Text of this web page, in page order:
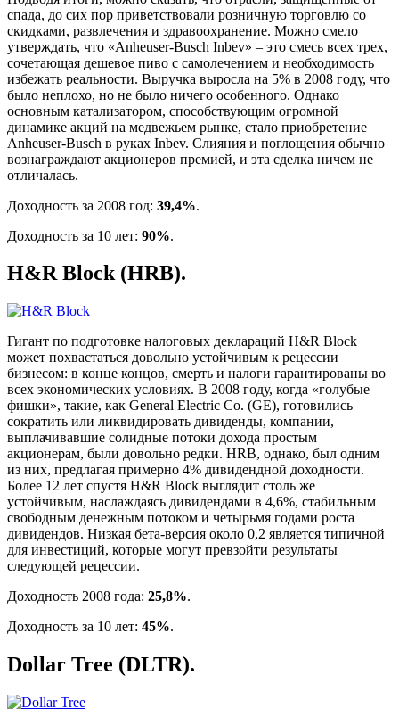
спада, до сих пор приветствовали розничную торговлю со
скидками, развлечения и здравоохранение. Можно смело
утверждать, что «Anheuser-Busch Inbev» – это смесь всех трех,
сочетающая дешевое пиво с самолечением и необходимость
избежать реальности. Выручка выросла на 5% в 2008 году, что
было неплохо, но не было ничего особенного. Однако
основным катализатором, способствующим огромной
динамике акций на медвежьем рынке, стало приобретение
Anheuser-Busch в руках Inbev. Слияния и поглощения обычно
вознаграждают акционеров премией, и эта сделка ничем не
отличалась.
Доходность за 2008 год: 39,4%.
Доходность за 10 лет: 90%.
H&R Block (HRB).
Гигант по подготовке налоговых деклараций H&R Block
может похвастаться довольно устойчивым к рецессии
бизнесом: в конце концов, смерть и налоги гарантированы во
всех экономических условиях. В 2008 году, когда «голубые
фишки», такие, как General Electric Co. (GE), готовились
сократить или ликвидировать дивиденды, компании,
выплачивавшие солидные потоки дохода простым
акционерам, были довольно редки. HRB, однако, был одним
из них, предлагая примерно 4% дивидендной доходности.
Более 12 лет спустя H&R Block выглядит столь же
устойчивым, наслаждаясь дивидендами в 4,6%, стабильным
свободным денежным потоком и четырьмя годами роста
дивидендов. Низкая бета-версия около 0,2 является типичной
для инвестиций, которые могут превзойти результаты
следующей рецессии.
Доходность 2008 года: 25,8%.
Доходность за 10 лет: 45%.
Dollar Tree (DLTR).